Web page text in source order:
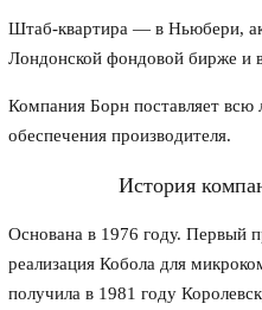
Штаб-квартира — в Ньюбери,
Лондонской фондовой бирже и
Компания Борн поставляет всю
обеспечения производителя.
История
Основана в 1976 году.
реализация Кобола для
получила в 1981 году